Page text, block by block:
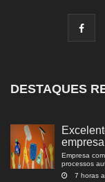
DESTAQUES
Empresa
processos
7 horas